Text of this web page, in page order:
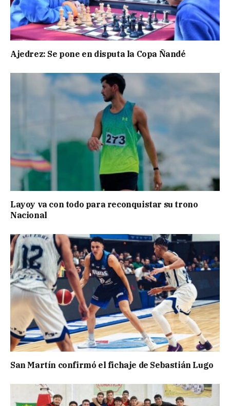
Ajedrez: Se pone en disputa la Copa Ñandé
Layoy va con todo para reconquistar su trono
Nacional
San Martín confirmó el fichaje de Sebastián Lugo